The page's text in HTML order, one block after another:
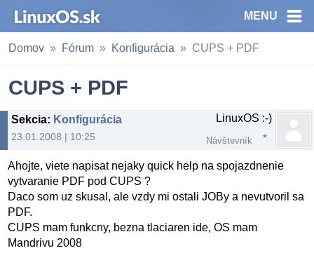
MENU
Domov Fórum Konfigurácia CUPS + PDF
CUPS + PDF
Sekcia: Konfigurácia
23.01.2008 | 10:25
LinuxOS :-)
Návštevník
Ahojte, viete napisat nejaky quick help na spojazdnenie
vytvaranie PDF pod CUPS ?
Daco som uz skusal, ale vzdy mi ostali JOBy a nevutvoril sa
PDF.
CUPS mam funkcny, bezna tlaciaren ide, OS mam
Mandrivu 2008